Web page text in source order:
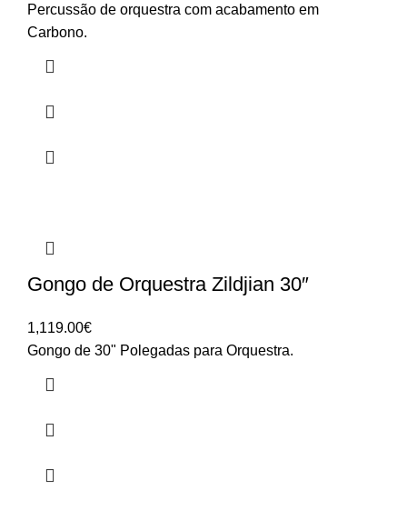
Percussão de orquestra com acabamento em
Carbono.
Gongo de Orquestra Zildjian 30″
1,119.00€
Gongo de 30" Polegadas para Orquestra.